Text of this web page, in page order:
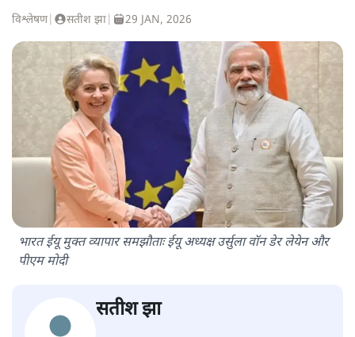
विश्लेषण| सतीश झा 29 JAN, 2026
भारत ईयू मुक्त व्यापार समझौताः ईयू अध्यक्ष उर्सुला वॉन डेर लेयेन और
पीएम मोदी
सतीश झा